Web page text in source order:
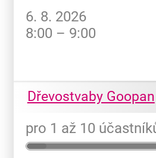
6. 8. 2026
8:00 – 9:00
Dřevostvaby Goopan
pro 1 až 10